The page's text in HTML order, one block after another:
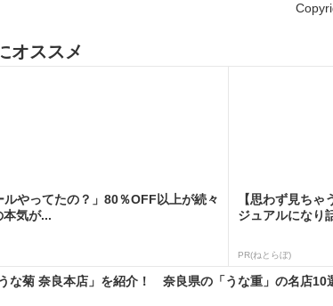
オススメ
ルやってたの？」80％OFF以上が続々
気が...
【思わず見ち
ジュアルになり
PR(ねとらぼ)
うな菊 奈良本店」を紹介！ 奈良県の「うな重」の名店10